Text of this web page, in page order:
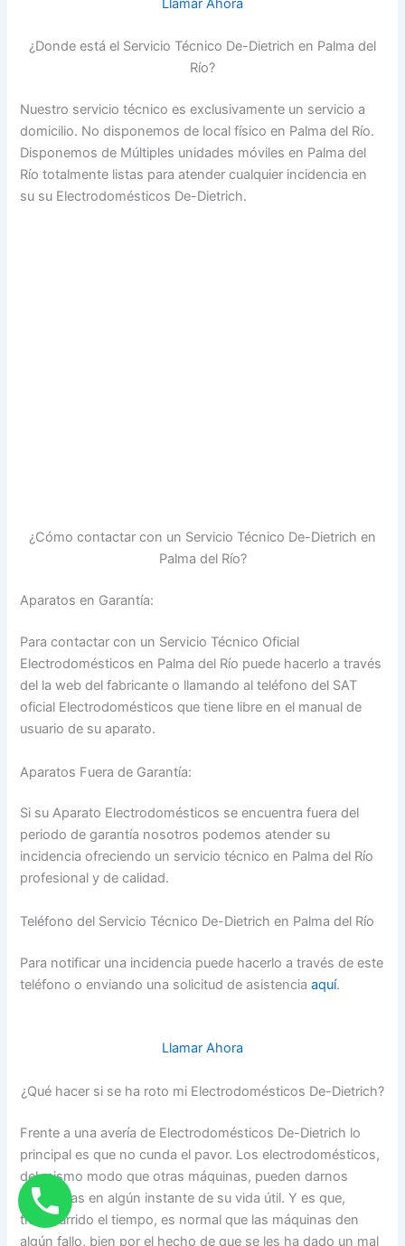
¿Donde está el Servicio Técnico De-Dietrich en Palma del
Río?
Nuestro servicio técnico es exclusivamente un servicio a
domicilio. No disponemos de local físico en Palma del Río.
Disponemos de Múltiples unidades móviles en Palma del
Río totalmente listas para atender cualquier incidencia en
su su Electrodomésticos De-Dietrich.
¿Cómo contactar con un Servicio Técnico De-Dietrich en
Palma del Río?
Aparatos en Garantía:
Para contactar con un Servicio Técnico Oficial
Electrodomésticos en Palma del Río puede hacerlo a través
del la web del fabricante o llamando al teléfono del SAT
oficial Electrodomésticos que tiene libre en el manual de
usuario de su aparato.
Aparatos Fuera de Garantía:
Si su Aparato Electrodomésticos se encuentra fuera del
periodo de garantía nosotros podemos atender su
incidencia ofreciendo un servicio técnico en Palma del Río
profesional y de calidad.
Teléfono del Servicio Técnico De-Dietrich en Palma del Río
Para notificar una incidencia puede hacerlo a través de este
teléfono o enviando una solicitud de asistenciaaquí.
Llamar Ahora
¿Qué hacer si se ha roto mi Electrodomésticos De-Dietrich?
Frente a una avería de Electrodomésticos De-Dietrich lo
principal es que no cunda el pavor. Los electrodomésticos,
del mismo modo que otras máquinas, pueden darnos
problemas en algún instante de su vida útil. Y es que,
transcurrido el tiempo, es normal que las máquinas den
algún fallo, bien por el hecho de que se les ha dado un mal